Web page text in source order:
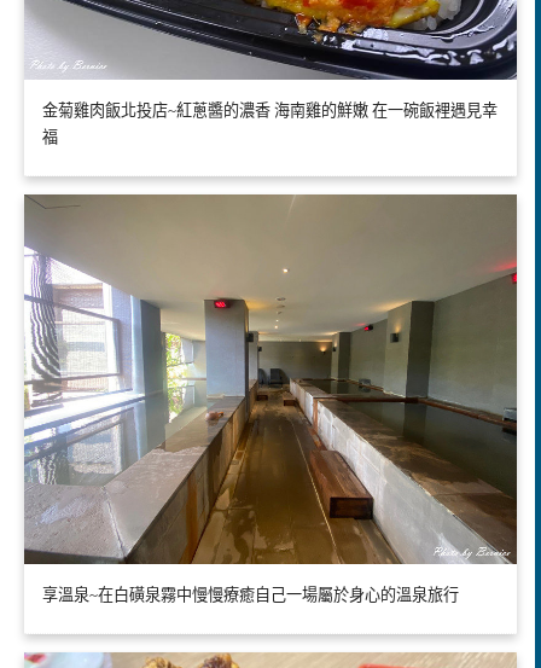
金菊雞肉飯北投店~紅蔥醬的濃香 海南雞的鮮嫩 在一碗飯裡遇見幸
福
享溫泉~在白磺泉霧中慢慢療癒自己一場屬於身心的溫泉旅行